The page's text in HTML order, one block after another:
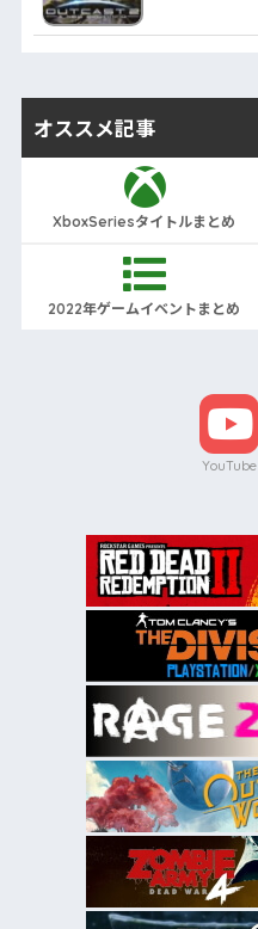
オススメ記事
XboxSeriesタイトルまとめ
2022年ゲームイベントまとめ
YouTube